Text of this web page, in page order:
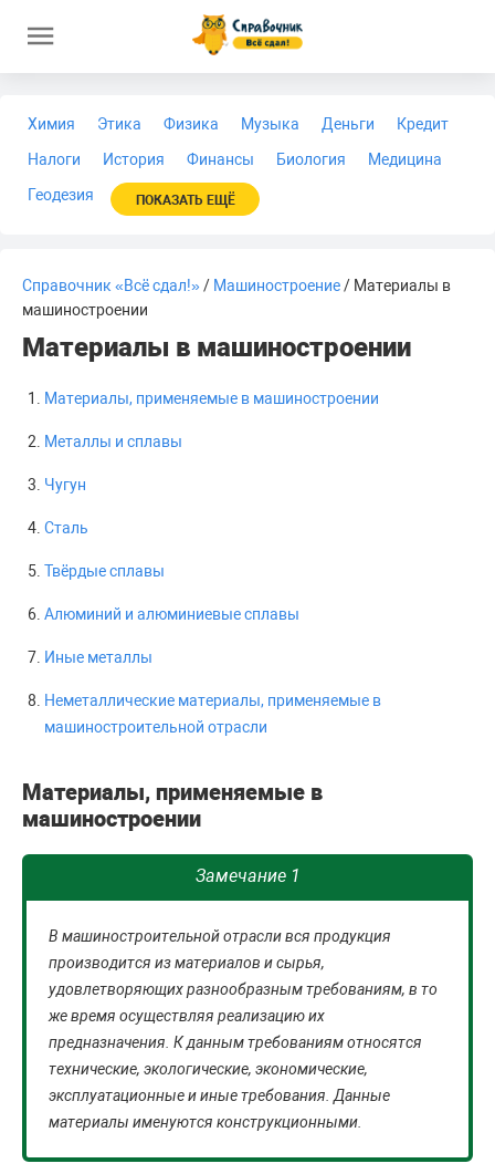
Химия Этика Физика Музыка Деньги
Кредит
Налоги
История Финансы Биология
Медицина
Геодезия
ПОКАЗАТЬ ЕЩЁ
Справочник «Всё сдал!»/ Машиностроение/ Материалы в
машиностроении
Материалы в машиностроении
Материалы, применяемые в машиностроении
Металлы и сплавы
Чугун
Сталь
Твёрдые сплавы
Алюминий и алюминиевые сплавы
Иные металлы
Неметаллические материалы, применяемые в
машиностроительной отрасли
Материалы, применяемые в
машиностроении
Замечание 1
В машиностроительной отрасли вся продукция
производится из материалов и сырья,
удовлетворяющих разнообразным требованиям, в то
же время осуществляя реализацию их
предназначения. К данным требованиям относятся
технические, экологические, экономические,
эксплуатационные и иные требования. Данные
материалы именуются конструкционными.